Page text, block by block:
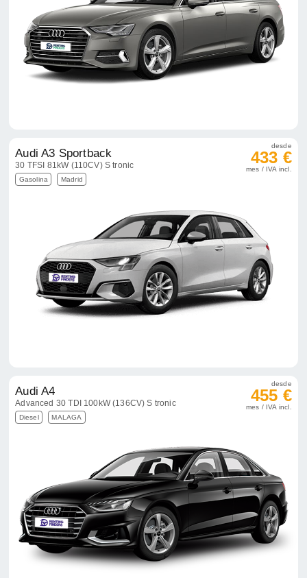
Audi A3 Sportback
30 TFSI 81kW (110CV) S tronic
Gasolina Madrid
desde
433 €
mes / IVA incl.
Audi A4
Advanced 30 TDI 100kW (136CV) S tronic
Diesel MALAGA
desde
455 €
mes / IVA incl.